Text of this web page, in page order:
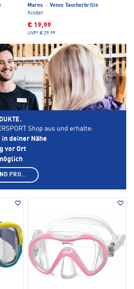
Mares · Vento Taucherbrille
Kinder
€ 19,99
UVP* € 29,99
Shop aus und erhalte:
deiner Nähe
vor Ort
SHOP AUSWÄHLEN UND PRODUKTE ANZEIGEN